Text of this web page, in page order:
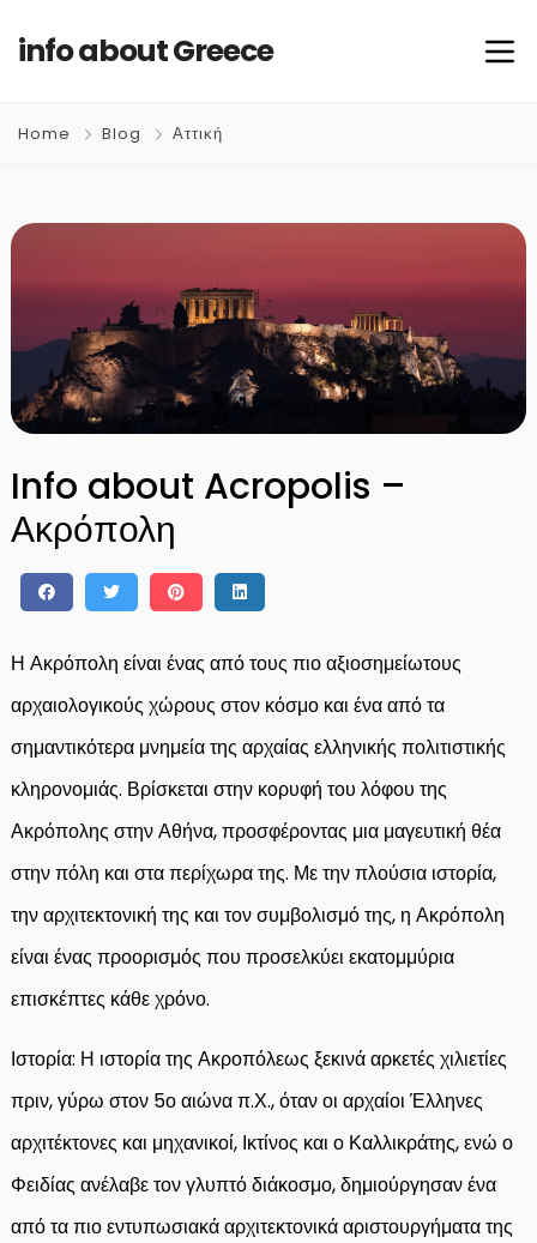
info about Greece
Home Blog Αττική
Info about Acropolis –
Ακρόπολη
Η Ακρόπολη είναι ένας από τους πιο αξιοσημείωτους
αρχαιολογικούς χώρους στον κόσμο και ένα από τα
σημαντικότερα μνημεία της αρχαίας ελληνικής πολιτιστικής
κληρονομιάς. Βρίσκεται στην κορυφή του λόφου της
Ακρόπολης στην Αθήνα, προσφέροντας μια μαγευτική θέα
στην πόλη και στα περίχωρα της. Με την πλούσια ιστορία,
την αρχιτεκτονική της και τον συμβολισμό της, η Ακρόπολη
είναι ένας προορισμός που προσελκύει εκατομμύρια
επισκέπτες κάθε χρόνο.
Ιστορία: Η ιστορία της Ακροπόλεως ξεκινά αρκετές χιλιετίες
πριν, γύρω στον 5ο αιώνα π.Χ., όταν οι αρχαίοι Έλληνες
αρχιτέκτονες και μηχανικοί, Ικτίνος και ο Καλλικράτης, ενώ ο
Φειδίας ανέλαβε τον γλυπτό διάκοσμο, δημιούργησαν ένα
από τα πιο εντυπωσιακά αρχιτεκτονικά αριστουργήματα της